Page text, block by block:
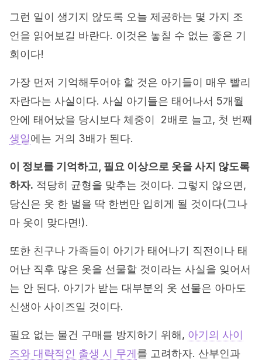
그런 일이 생기지 않도록 오늘 제공하는 몇 가지 조
언을 읽어보길 바란다. 이것은 놓칠 수 없는 좋은 기
회이다!
가장 먼저 기억해두어야 할 것은 아기들이 매우 빨리
자란다는 사실이다. 사실 아기들은 태어나서 5개월
안에 태어났을 당시보다 체중이 2배로 늘고, 첫 번째
생일에는 거의 3배가 된다.
이 정보를 기억하고, 필요 이상으로 옷을 사지 않도록
하자. 적당히 균형을 맞추는 것이다. 그렇지 않으면,
당신은 옷 한 벌을 딱 한번만 입히게 될 것이다(그나
마 옷이 맞다면!).
또한 친구나 가족들이 아기가 태어나기 직전이나 태
어난 직후 많은 옷을 선물할 것이라는 사실을 잊어서
는 안 된다. 아기가 받는 대부분의 옷 선물은 아마도
신생아 사이즈일 것이다.
필요 없는 물건 구매를 방지하기 위해, 아기의 사이
즈와 대략적인 출생 시 무게를 고려하자. 산부인과